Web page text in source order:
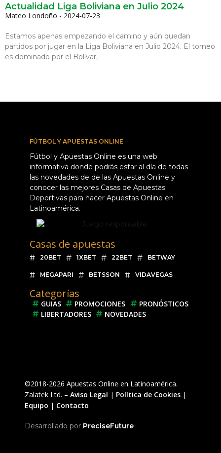
Actualidad Liga Boliviana en Julio 2024
Mateo Londoño 2024-07-23
Estamos apenas empezando el camino y aún quedan
partidos por jugar en la Liga Boliviana en Julio 2024. El torneo
es dominado por el Bolívar,
FÚTBOL Y APUESTAS ONLINE
Fútbol y Apuestas Online es una web
informativa donde podrás estar al día de todas
las novedades de de las Apuestas Online y
conocer las mejores Casas de Apuestas
Deportivas para hacer Apuestas Online en
Latinoamérica.
Casas de apuestas
20BET 1XBET 22BET BETWAY
MEGAPARI BETSSON VIDAVEGAS
Categorías
GUIAS PROMOCIONES
PRONÓSTICOS
LIBERTADORES
NOVEDADES
©2018-2026 Apuestas Online en Latinoamérica.
Zalatek Ltd. – Aviso Legal | Política de Cookies |
Equipo | Contacto
Desarrollado por PreciseFuture